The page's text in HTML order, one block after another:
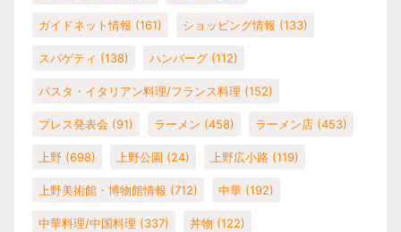
ガイドネット情報 (161) ショッピング情報 (133)
スパゲティ (138) ハンバーグ (112)
パスタ・イタリアン料理/フランス料理 (152)
プレス発表会 (91) ラーメン (458) ラーメン店 (453)
上野 (698) 上野公園 (24) 上野広小路 (119)
上野美術館・博物館情報 (712) 中華 (192)
中華料理/中国料理 (337) 丼物 (122)